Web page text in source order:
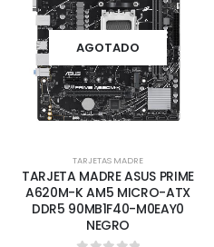
AGOTADO
TARJETAS MADRE
TARJETA MADRE ASUS PRIME
A620M-K AM5 MICRO-ATX
DDR5 90MB1F40-M0EAY0
NEGRO